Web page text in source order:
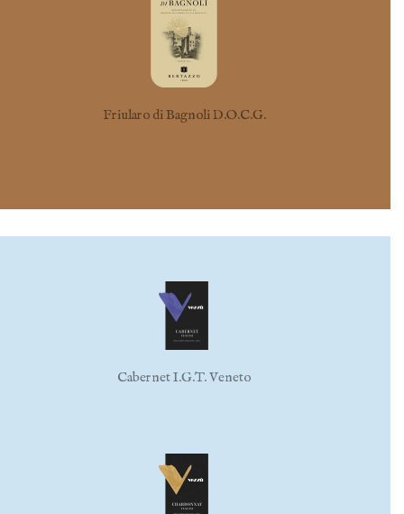
Friularo di Bagnoli D.O.C.G.
Cabernet I.G.T. Veneto